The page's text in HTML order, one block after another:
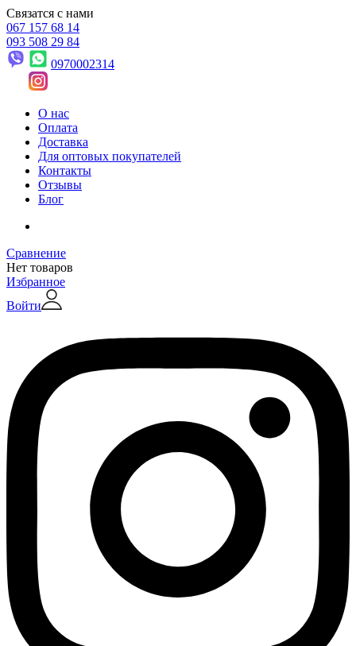
Связатся с нами
067 157 68 14
093 508 29 84
0970002314
О нас
Оплата
Доставка
Для оптовых покупателей
Контакты
Отзывы
Блог
Сравнение
Нет товаров
Избранное
Войти